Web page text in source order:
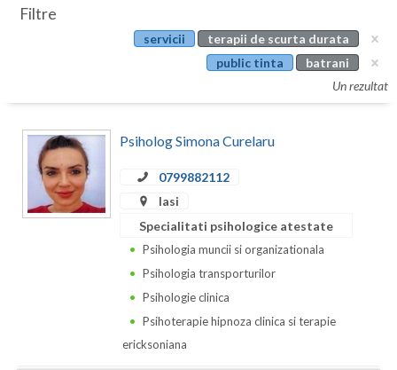
Botosani
Bucuresti
Buzau
Calarasi
Articole
Filtre
servicii
terapii de scurta durata
public tinta
batrani
Un rezultat
Psiholog Simona Curelaru
0799882112
Iasi
Specialitati psihologice atestate
Psihologia muncii si organizationala
Psihologia transporturilor
Psihologie clinica
Psihoterapie hipnoza clinica si terapie
ericksoniana